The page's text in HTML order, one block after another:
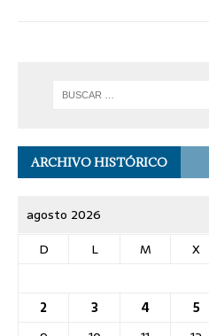
ARCHIVO HISTÓRICO
agosto 2026
D
L M X
2
3 4 5